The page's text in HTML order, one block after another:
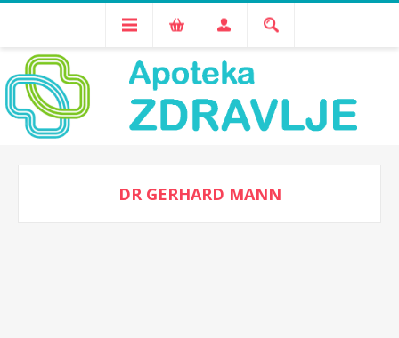
DR GERHARD MANN